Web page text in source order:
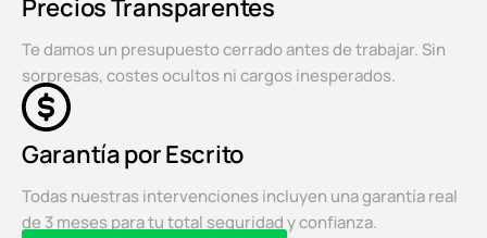
Precios Transparentes
Te damos un presupuesto cerrado antes de trabajar. Sin
sorpresas, costes ocultos ni cargos inesperados.
Garantía por Escrito
Todas nuestras intervenciones incluyen una garantía real
de 3 meses para tu total seguridad y confianza.